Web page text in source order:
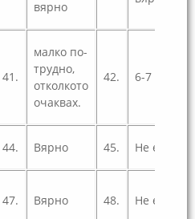
вярно
41.
малко по-
трудно,
отколкото
очаквах.
42. 6-7
44. Вярно 45. Не е вярно
47. Вярно 48. Не е вярно